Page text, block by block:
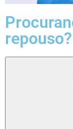
repouso?